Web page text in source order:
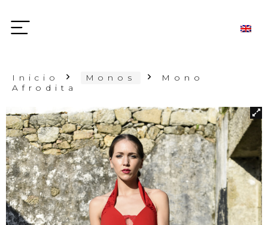
Inicio Monos
Mono
Afrodita